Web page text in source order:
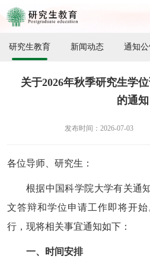
研究生教育 新闻动态 通知
关于2026年秋季研究生学
的通知
发布时间：2026-07-03
各位导师、研究生：
根据中国科学院大学有关通
文答辩和学位申请工作即将开
行，现将相关事宜通知如下：
一、时间安排